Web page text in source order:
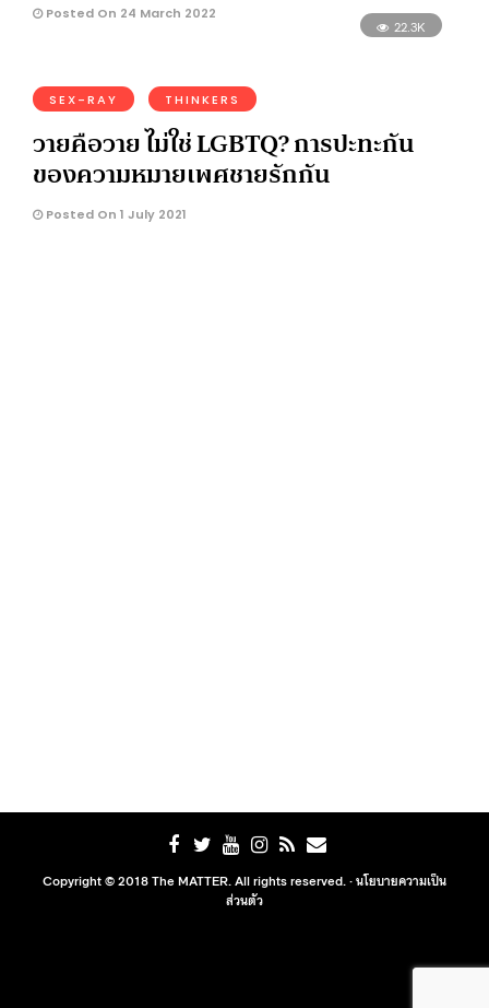
Posted On 24 March 2022
22.3K
SEX-RAY THINKERS
วายคือวาย ไม่ใช่ LGBTQ? การปะทะกัน
ของความหมายเพศชายรักกัน
Posted On 1 July 2021
Copyright © 2018 The MATTER. All rights reserved. ·นโยบายความเป็น
ส่วนตัว